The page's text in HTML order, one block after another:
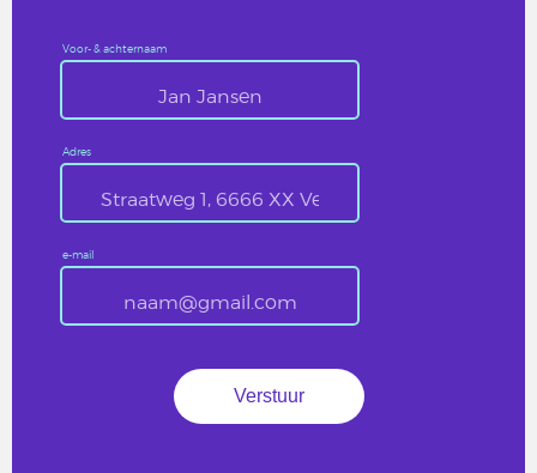
Voor- & achternaam
Adres
e-mail